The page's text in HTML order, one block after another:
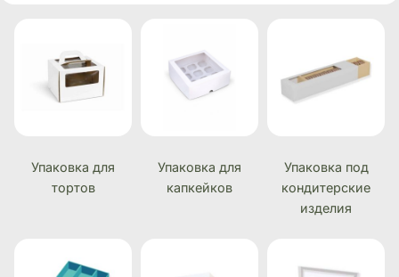
Упаковка для
тортов
Упаковка для
капкейков
Упаковка под
кондитерские
изделия